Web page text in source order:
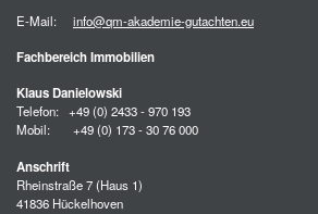
E-Mail: info@qm-akademie-gutachten.eu
Fachbereich Immobilien
Klaus Danielowski
Telefon: +49 (0) 2433 - 970 193
Mobil: +49 (0) 173 - 30 76 000
Anschrift
Rheinstraße 7 (Haus 1)
41836 Hückelhoven